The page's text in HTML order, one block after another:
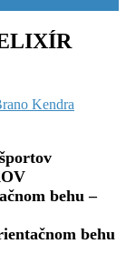
Kendra
behu –
behu